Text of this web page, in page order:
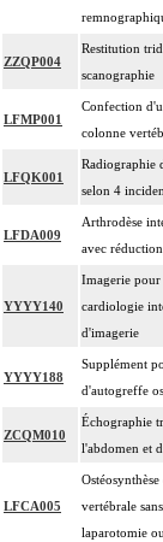
ZZQP004
Restitution
scanographie
LFMP001
Confection
colonne
LFQK001
Radiographie
selon 4
LFDA009
Arthrodèse
avec
YYYY140
Imagerie
cardiologie
d'imagerie
YYYY188
Supplément
d'autogreffe
ZCQM010
Échographie
l'abdomen et
LFCA005
vertébrale
laparotomie